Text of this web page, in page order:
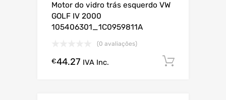
Motor do vidro trás esquerdo VW
GOLF IV 2000
105406301_1C0959811A
(0 avaliações)
€44.27 IVA Inc.